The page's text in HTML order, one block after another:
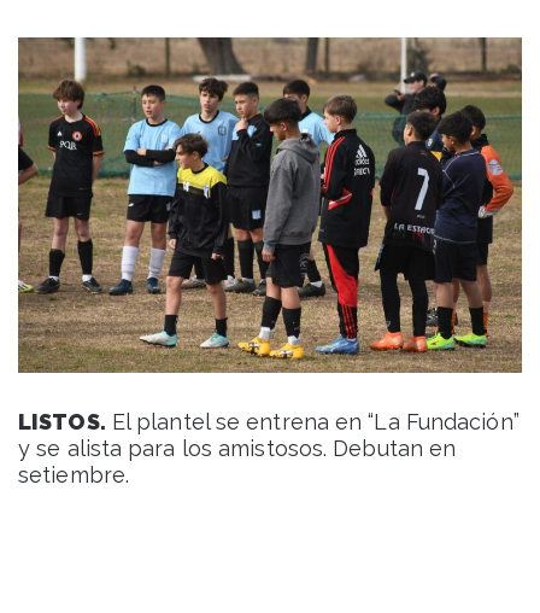
LISTOS. El plantel se entrena en “La Fundación”
y se alista para los amistosos. Debutan en
setiembre.